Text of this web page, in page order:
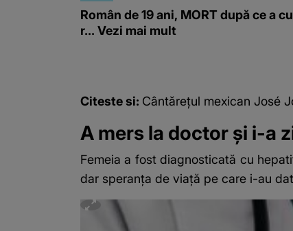
Român de 19 ani, MORT după ce a
r... Vezi mai mult
Citeste si: Cântăreţul mexican José
A mers la doctor și i-a
Femeia a fost diagnosticată cu
dar speranța de viață pe care i-au